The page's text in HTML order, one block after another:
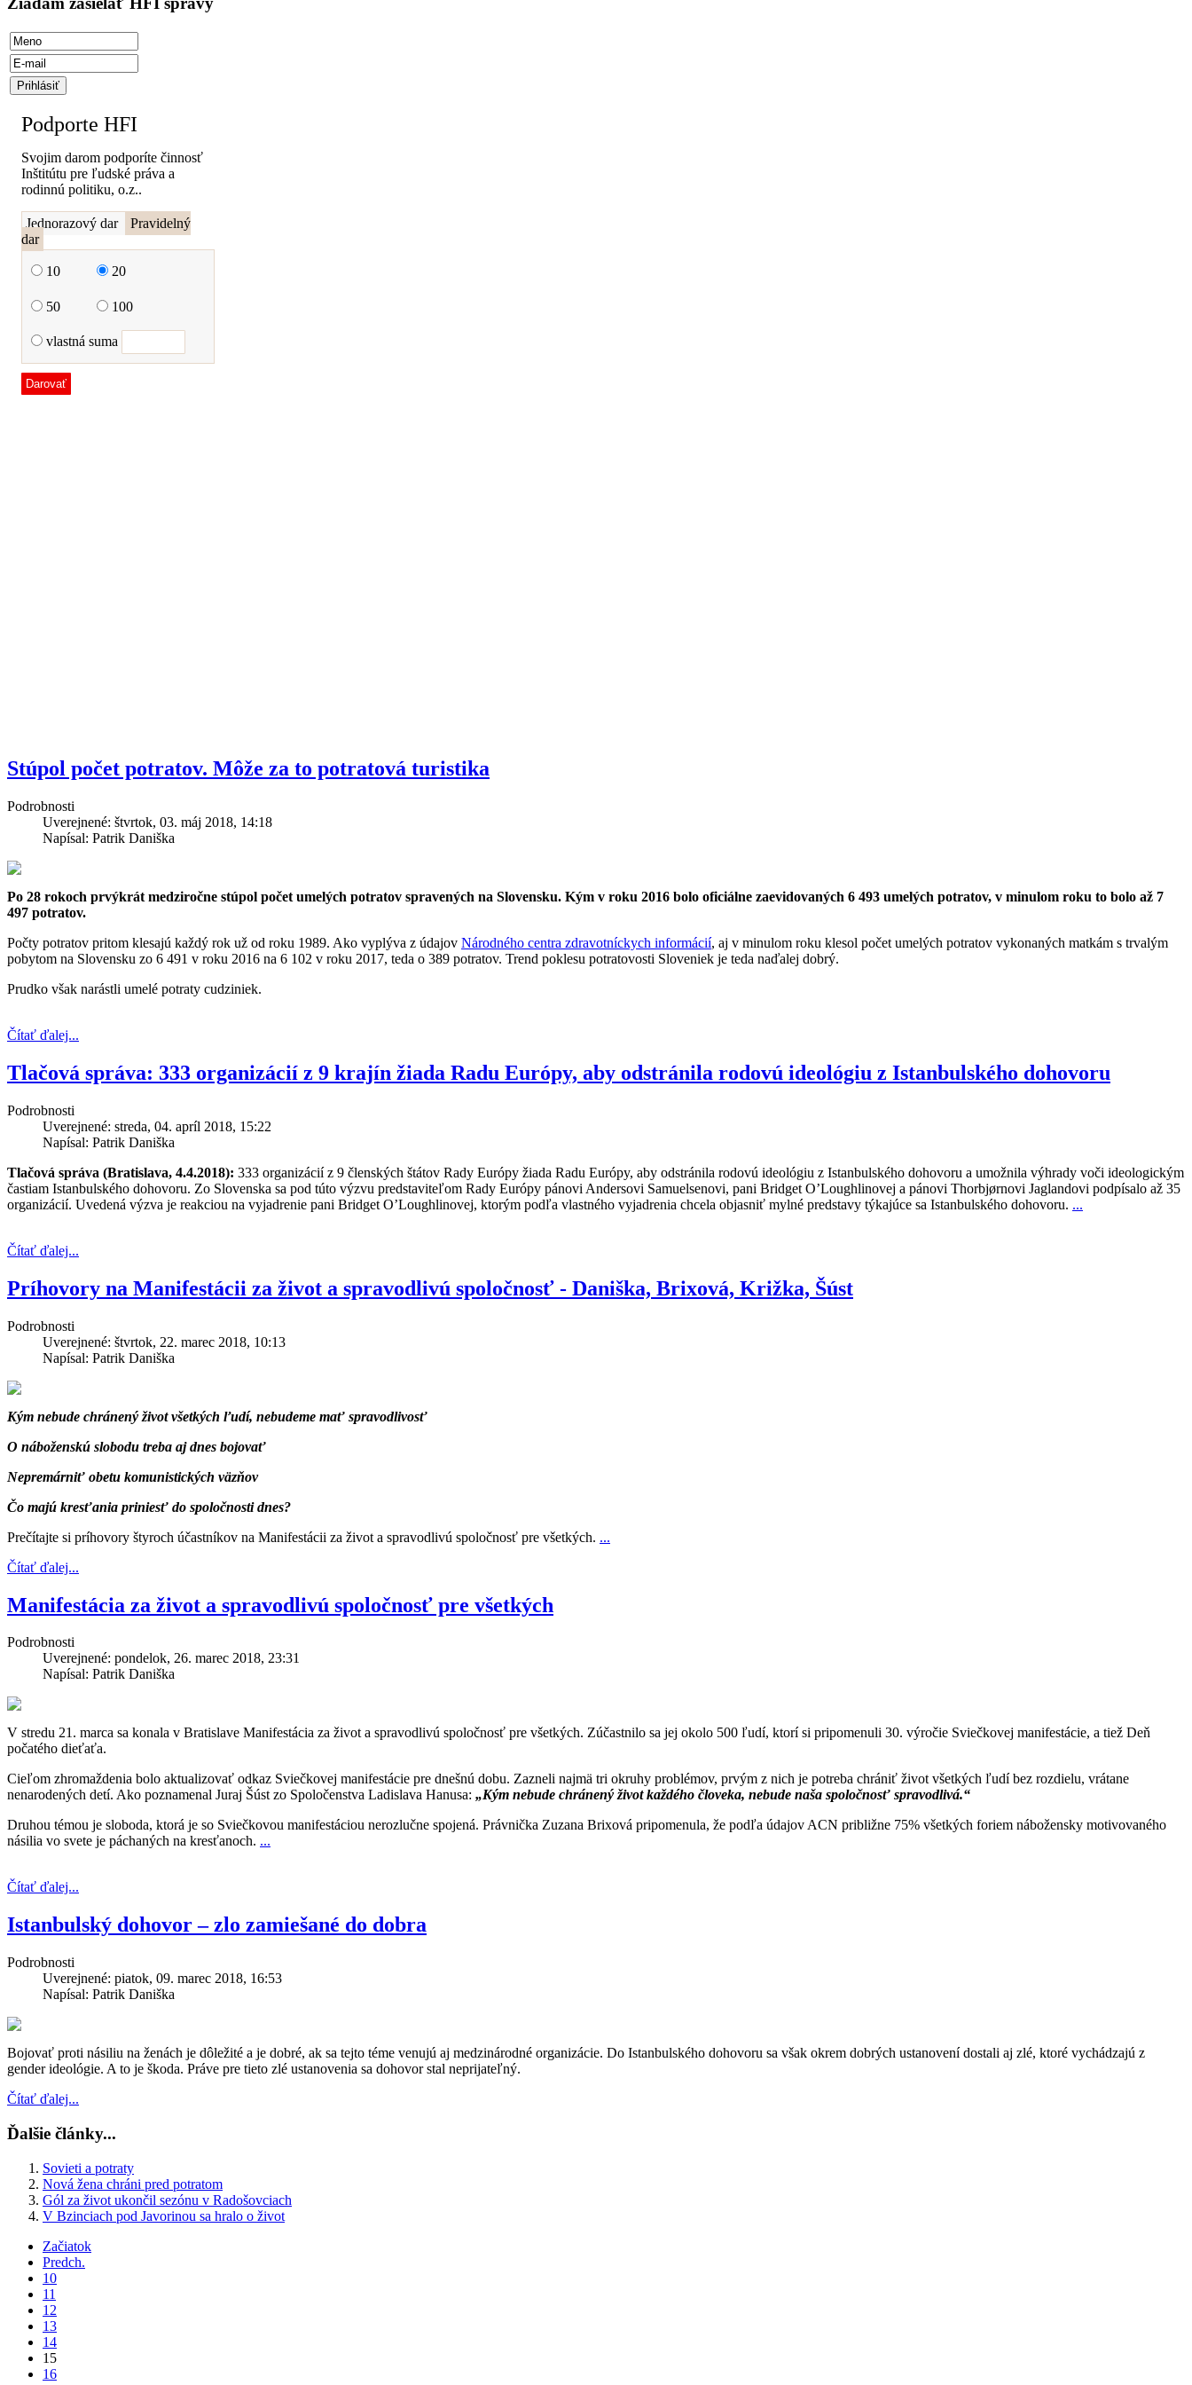
Stúpol počet potratov. Môže za to potratová turistika
Podrobnosti
Uverejnené: štvrtok, 03. máj 2018, 14:18
Napísal: Patrik Daniška
Po 28 rokoch prvýkrát medziročne stúpol počet umelých potratov spravených na Slovensku. Kým v roku 2016 bolo oficiálne zaevidovaných 6 493 umelých potratov, v minulom roku to bolo až 7
497 potratov.
Počty potratov pritom klesajú každý rok už od roku 1989. Ako vyplýva z údajov Národného centra zdravotníckych informácií, aj v minulom roku klesol počet umelých potratov vykonaných matkám s trvalým
pobytom na Slovensku zo 6 491 v roku 2016 na 6 102 v roku 2017, teda o 389 potratov. Trend poklesu potratovosti Sloveniek je teda naďalej dobrý.
Prudko však narástli umelé potraty cudziniek.
Čítať ďalej...
Tlačová správa: 333 organizácií z 9 krajín žiada Radu Európy, aby odstránila rodovú ideológiu z Istanbulského dohovoru
Podrobnosti
Uverejnené: streda, 04. apríl 2018, 15:22
Napísal: Patrik Daniška
Tlačová správa (Bratislava, 4.4.2018): 333 organizácií z 9 členských štátov Rady Európy žiada Radu Európy, aby odstránila rodovú ideológiu z Istanbulského dohovoru a umožnila výhrady voči ideologickým
častiam Istanbulského dohovoru. Zo Slovenska sa pod túto výzvu predstaviteľom Rady Európy pánovi Andersovi Samuelsenovi, pani Bridget O’Loughlinovej a pánovi Thorbjørnovi Jaglandovi podpísalo až 35
organizácií. Uvedená výzva je reakciou na vyjadrenie pani Bridget O’Loughlinovej, ktorým podľa vlastného vyjadrenia chcela objasniť mylné predstavy týkajúce sa Istanbulského dohovoru. ...
Čítať ďalej...
Príhovory na Manifestácii za život a spravodlivú spoločnosť - Daniška, Brixová, Križka, Šúst
Podrobnosti
Uverejnené: štvrtok, 22. marec 2018, 10:13
Napísal: Patrik Daniška
Kým nebude chránený život všetkých ľudí, nebudeme mať spravodlivosť
O náboženskú slobodu treba aj dnes bojovať
Nepremárniť obetu komunistických väzňov
Čo majú kresťania priniesť do spoločnosti dnes?
Prečítajte si príhovory štyroch účastníkov na Manifestácii za život a spravodlivú spoločnosť pre všetkých. ...
Čítať ďalej...
Manifestácia za život a spravodlivú spoločnosť pre všetkých
Podrobnosti
Uverejnené: pondelok, 26. marec 2018, 23:31
Napísal: Patrik Daniška
V stredu 21. marca sa konala v Bratislave Manifestácia za život a spravodlivú spoločnosť pre všetkých. Zúčastnilo sa jej okolo 500 ľudí, ktorí si pripomenuli 30. výročie Sviečkovej manifestácie, a tiež Deň
počatého dieťaťa.
Cieľom zhromaždenia bolo aktualizovať odkaz Sviečkovej manifestácie pre dnešnú dobu. Zazneli najmä tri okruhy problémov, prvým z nich je potreba chrániť život všetkých ľudí bez rozdielu, vrátane
nenarodených detí. Ako poznamenal Juraj Šúst zo Spoločenstva Ladislava Hanusa: „Kým nebude chránený život každého človeka, nebude naša spoločnosť spravodlivá.“
Druhou témou je sloboda, ktorá je so Sviečkovou manifestáciou nerozlučne spojená. Právnička Zuzana Brixová pripomenula, že podľa údajov ACN približne 75% všetkých foriem nábožensky motivovaného
násilia vo svete je páchaných na kresťanoch. ...
Čítať ďalej...
Istanbulský dohovor – zlo zamiešané do dobra
Podrobnosti
Uverejnené: piatok, 09. marec 2018, 16:53
Napísal: Patrik Daniška
Bojovať proti násiliu na ženách je dôležité a je dobré, ak sa tejto téme venujú aj medzinárodné organizácie. Do Istanbulského dohovoru sa však okrem dobrých ustanovení dostali aj zlé, ktoré vychádzajú z
gender ideológie. A to je škoda. Práve pre tieto zlé ustanovenia sa dohovor stal neprijateľný.
Čítať ďalej...
Ďalšie články...
Sovieti a potraty
Nová žena chráni pred potratom
Gól za život ukončil sezónu v Radošovciach
V Bzinciach pod Javorinou sa hralo o život
Začiatok
Predch.
10
11
12
13
14
15
16